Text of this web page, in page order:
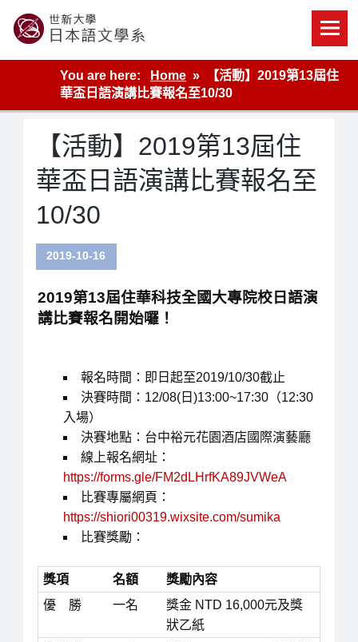
content
世新大學教學單位的網站
You are here:
Home
【活動】2019第13屆住
華盃日語演講比賽報名至10/30
【活動】2019第13屆住
華盃日語演講比賽報名至
10/30
2019-10-16
2019第13屆住華科技全國大專院校日語演
講比賽報名開始囉！
報名時間：即日起至2019/10/30截止
決賽時間：12/08(日)13:00~17:30（12:30
入場）
決賽地點：台中裕元花園酒店國際演藝廳
線上報名網址：
https://forms.gle/FM2dLHrfKA89JVWeA
比賽專屬網頁：
https://shiori00319.wixsite.com/sumika
比賽獎勵：
獎項 名額
獎勵內容
優 勝
一名
獎金 NTD 16,000元及獎
狀乙紙